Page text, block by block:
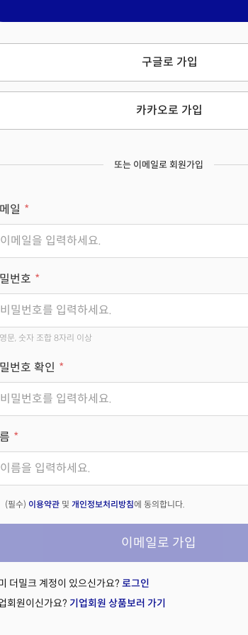
구글로 가입
카카오로 가입
또는 이메일로 회원가입
일
번호
영문, 숫자 조합 8자리 이상
번호 확인
(필수) 이용약관 및 개인정보처리방침에 동의합니다.
이메일로 가입
더밀크 계정이 있으신가요? 로그인
회원이신가요? 기업회원 상품보러 가기